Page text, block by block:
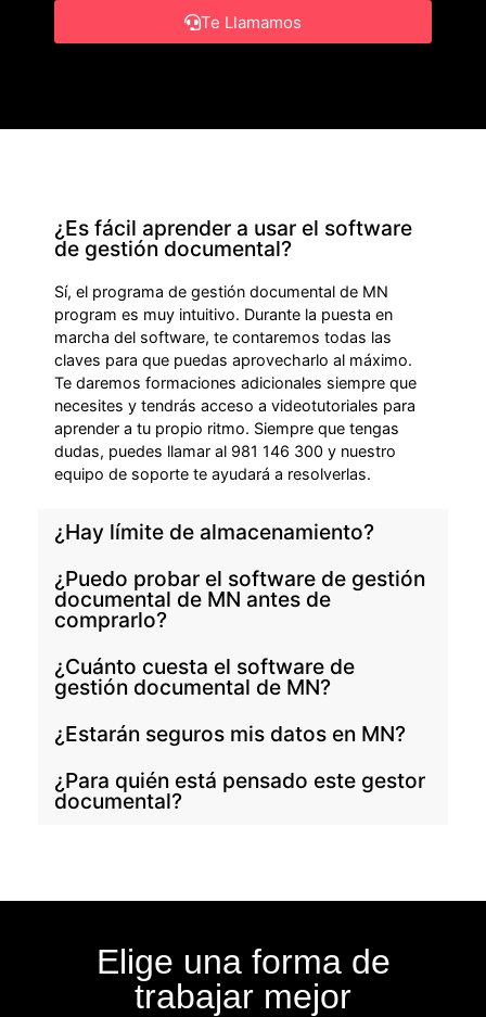
Te Llamamos
¿Es fácil aprender a usar el software
de gestión documental?
Sí, el programa de gestión documental de MN
program es muy intuitivo. Durante la puesta en
marcha del software, te contaremos todas las
claves para que puedas aprovecharlo al máximo.
Te daremos formaciones adicionales siempre que
necesites y tendrás acceso a videotutoriales para
aprender a tu propio ritmo. Siempre que tengas
dudas, puedes llamar al 981 146 300 y nuestro
equipo de soporte te ayudará a resolverlas.
¿Hay límite de almacenamiento?
¿Puedo probar el software de gestión
documental de MN antes de
comprarlo?
¿Cuánto cuesta el software de
gestión documental de MN?
¿Estarán seguros mis datos en MN?
¿Para quién está pensado este gestor
documental?
Elige una forma de
trabajar mejor